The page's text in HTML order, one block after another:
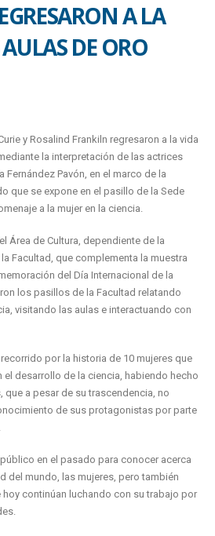
A LA
DE ORO
y Rosalind Frankiln regresaron a la vida
la interpretación de las actrices
Fernández Pavón, en el marco de la
que se expone en el pasillo de la Sede
a la mujer en la ciencia.
Área de Cultura, dependiente de la
Facultad, que complementa la muestra
del Día Internacional de la
los pasillos de la Facultad relatando
visitando las aulas e interactuando con
por la historia de 10 mujeres que
el desarrollo de la ciencia, habiendo hecho
a pesar de su trascendencia, no
de sus protagonistas por parte
en el pasado para conocer acerca
del mundo, las mujeres, pero también
hoy continúan luchando con su trabajo por